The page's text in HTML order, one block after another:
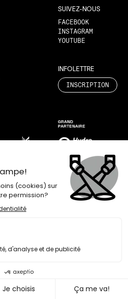
SUIVEZ-NOUS
FACEBOOK
INSTAGRAM
YOUTUBE
INFOLETTRE
INSCRIPTION